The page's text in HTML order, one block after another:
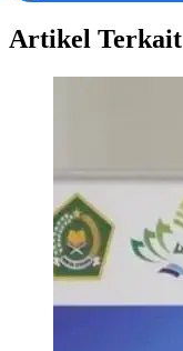
Artikel Terkait